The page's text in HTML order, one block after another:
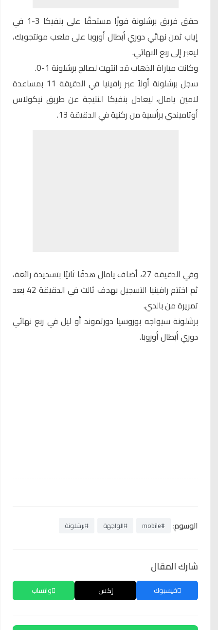
حقق فريق برشلونة
فوزًا مستحقًا على بنفيكا 3-1 في
إياب ثمن نهائي دوري أبطال أوروبا على ملعب مونتجويك،
ليعبر إلى ربع النهائي.
وكانت مباراة الذهاب قد انتهت لصالح برشلونة 1-0.
سجل برشلونة أولاً عبر رافينيا في الدقيقة 11 بمساعدة
لامين يامال، ليعادل بنفيكا النتيجة عن طريق نيكولاس
أوتاميندي برأسية من ركنية في الدقيقة 13.
وفي الدقيقة 27، أضاف يامال هدفًا ثانيًا بتسديدة رائعة،
ثم اختتم رافينيا التسجيل بهدف ثالث في الدقيقة 42 بعد
تمريرة من بالدي.
برشلونة سيواجه بوروسيا دورتموند أو ليل في ربع نهائي
دوري أبطال أوروبا.
الوسوم: #mobile #الواجهة #برشلونة
شارك المقال
فيسبوك إكس واتساب